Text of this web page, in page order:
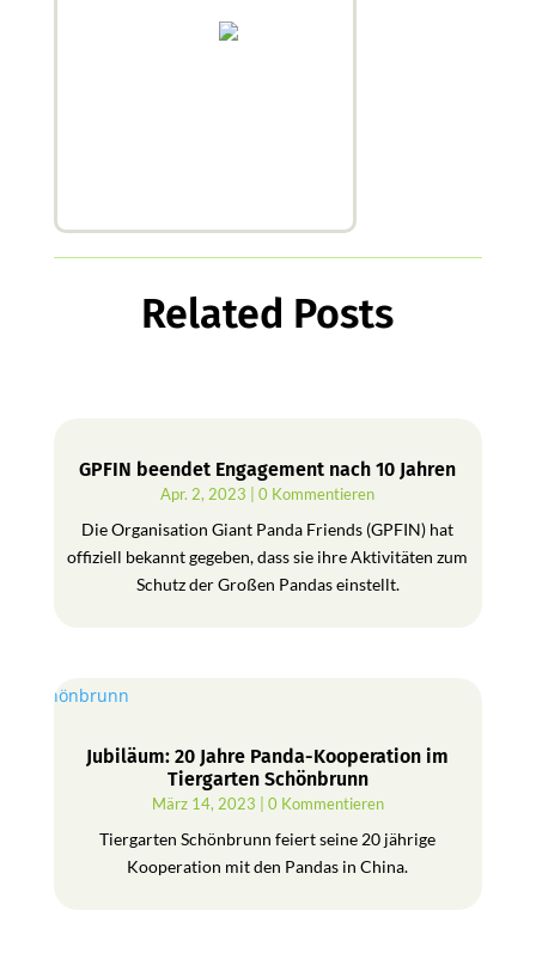
Related Posts
GPFIN beendet Engagement nach 10 Jahren
Apr. 2, 2023 | 0 Kommentieren
Die Organisation Giant Panda Friends (GPFIN) hat
offiziell bekannt gegeben, dass sie ihre Aktivitäten zum
Schutz der Großen Pandas einstellt.
Jubiläum: 20 Jahre Panda-Kooperation im
Tiergarten Schönbrunn
März 14, 2023 | 0 Kommentieren
Tiergarten Schönbrunn feiert seine 20 jährige
Kooperation mit den Pandas in China.